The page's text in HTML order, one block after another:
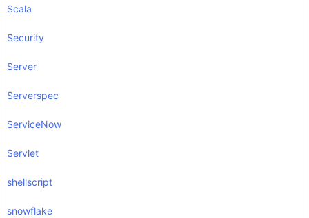
Scala
Security
Server
Serverspec
ServiceNow
Servlet
shellscript
snowflake